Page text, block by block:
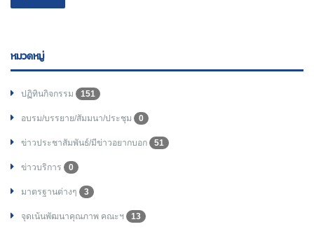
หมวดหมู่
ปฏิทินกิจกรรม 151
อบรม/บรรยาย/สัมมนา/ประชุม 0
ข่าวประชาสัมพันธ์/มีข่าวอยากบอก 51
ข่าวบริการ 0
มาตรฐานต่างๆ 3
จุดเน้นพัฒนาคุณภาพ คณะฯ 13